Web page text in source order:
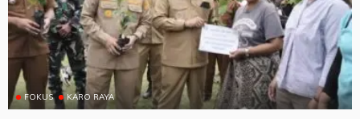
FOKUS KARO RAYA